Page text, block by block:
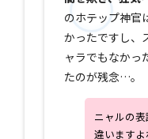
のホテップ神官
かったですし、
ャラでもなかっ
たのが残念…。
ニャルの
違いますよ